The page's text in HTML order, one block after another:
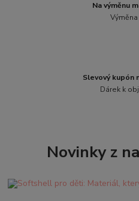
Na výměnu
Slevový kupón
Dárek k
Novinky z